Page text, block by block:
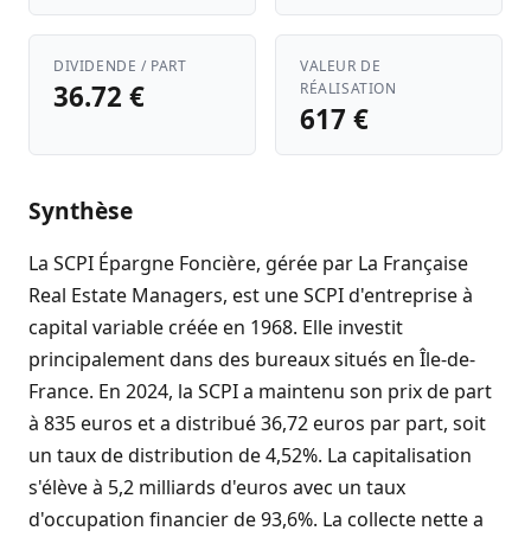
DIVIDENDE / PART
36.72 €
VALEUR DE
RÉALISATION
617 €
Synthèse
La SCPI Épargne Foncière, gérée par La Française
Real Estate Managers, est une SCPI d'entreprise à
capital variable créée en 1968. Elle investit
principalement dans des bureaux situés en Île-de-
France. En 2024, la SCPI a maintenu son prix de part
à 835 euros et a distribué 36,72 euros par part, soit
un taux de distribution de 4,52%. La capitalisation
s'élève à 5,2 milliards d'euros avec un taux
d'occupation financier de 93,6%. La collecte nette a